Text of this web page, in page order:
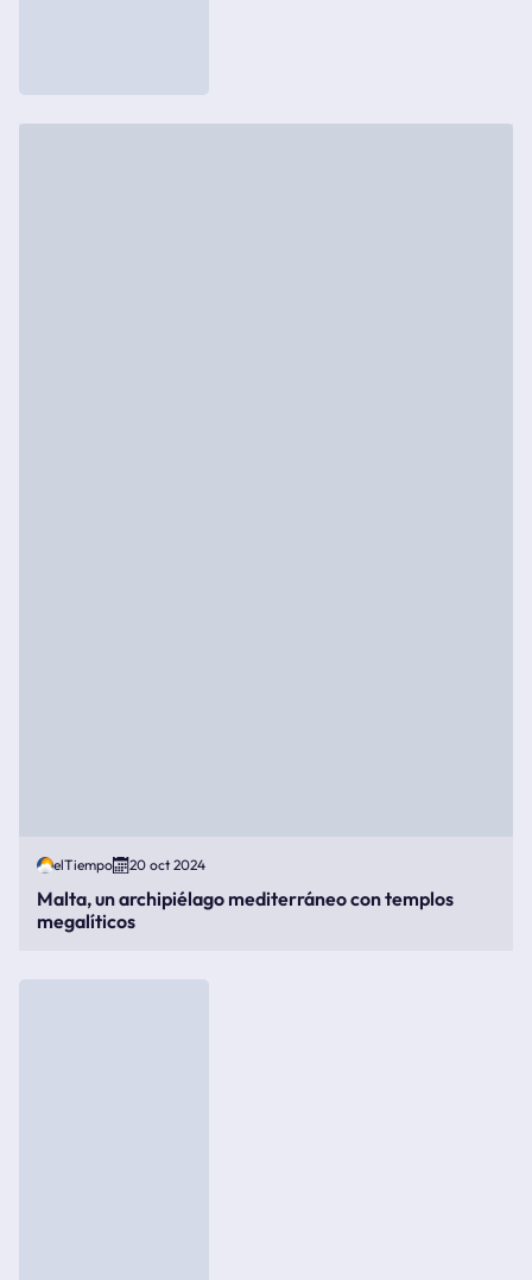
elTiempo 20 oct 2024
Malta, un archipiélago mediterráneo con templos
megalíticos